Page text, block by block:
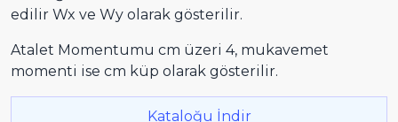
edilir Wx ve Wy olarak gösterilir.
Atalet Momentumu cm üzeri 4, mukavemet
momenti ise cm küp olarak gösterilir.
Kataloğu İndir